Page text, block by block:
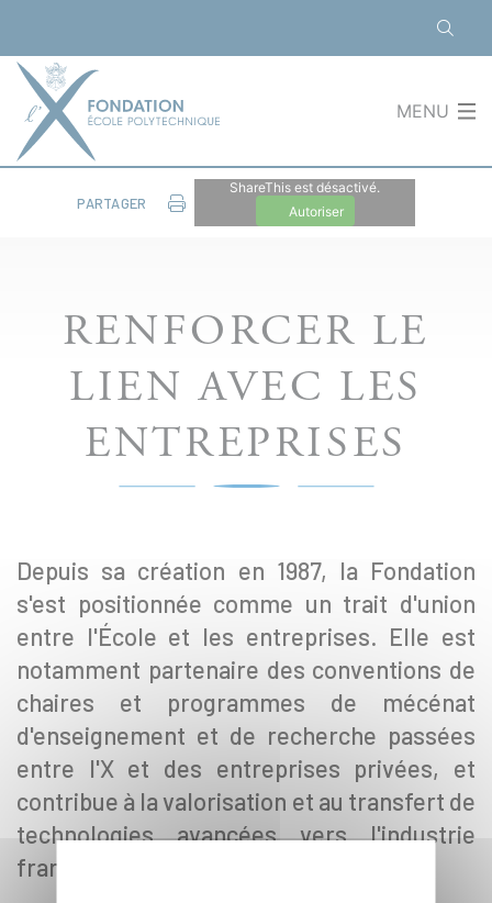
MENU
PARTAGER
ShareThis est désactivé.
Autoriser
RENFORCER LE
LIEN AVEC LES
ENTREPRISES
Depuis sa création en 1987, la Fondation
s'est positionnée comme un trait d'union
entre l'École et les entreprises. Elle est
notamment partenaire des conventions de
chaires et programmes de mécénat
d'enseignement et de recherche passées
entre l'X et des entreprises privées, et
contribue à la valorisation et au transfert de
technologies avancées vers l'industrie
française.